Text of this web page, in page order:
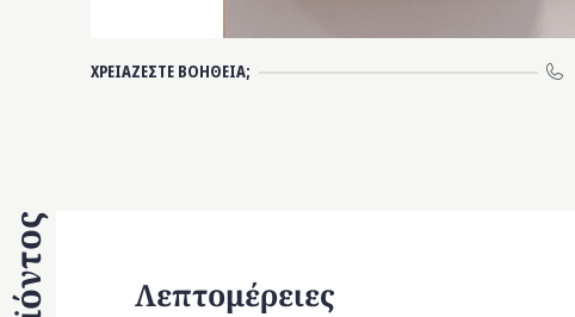
ΧΡΕΙΑΖΕΣΤΕ ΒΟΗΘΕΙΑ;
Λεπτομέρειες